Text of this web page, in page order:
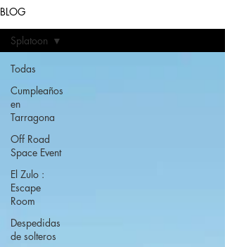
BLOG
Todas
Cumpleaños
en
Tarragona
Off Road
Space Event
El Zulo :
Escape
Room
Despedidas
de solteros
Splatoon